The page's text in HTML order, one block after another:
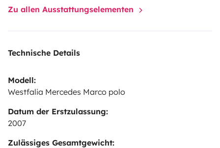
soit à l'extérieur avec une table de camping pour 4
personnes (fournie sur demande).La toilette
non fourni : serviettes de toilette
plage et 1h30 de la montagne, un large choix de
destinations s'offre à vous !
Zu allen Ausstattungselementen
Technische Details
Modell:
Westfalia Mercedes Marco polo
Datum der Erstzulassung:
2007
Zulässiges Gesamtgewicht: